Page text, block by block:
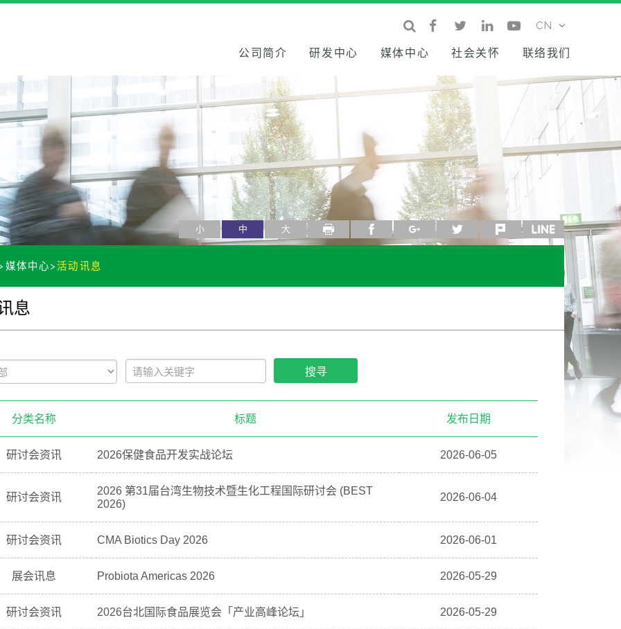
公司简介 研发中心 媒体中心 社会关怀 联络我们
小 中 大 facebook google+ twitter plurk line
媒体中心 活动讯息
息
分类名称 标题 发布日期
研讨会资讯 2026保健食品开发实战论坛 2026-06-05
研讨会资讯
2026 第31届台湾生物技术暨生化工程国际研讨会 (BEST
2026)
2026-06-04
研讨会资讯 CMA Biotics Day 2026 2026-06-01
展会讯息 Probiota Americas 2026 2026-05-29
研讨会资讯 2026台北国际食品展览会「产业高峰论坛」 2026-05-29